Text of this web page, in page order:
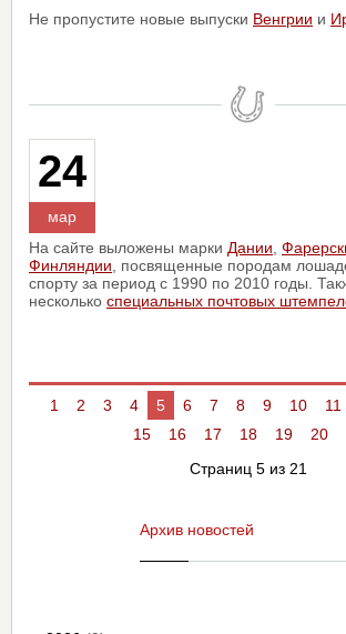
Не пропустите новые выпуски Венгрии и
24
мар
На сайте выложены марки Дании
Финляндии , посвященные породам
спорту за период с 1990 по 2010 годы.
несколько специальных почтовых
1 2 3 4 5 6 7 8 9 10 11
15
16 17 18 19 20
Страниц 5 из 21
Архив новостей